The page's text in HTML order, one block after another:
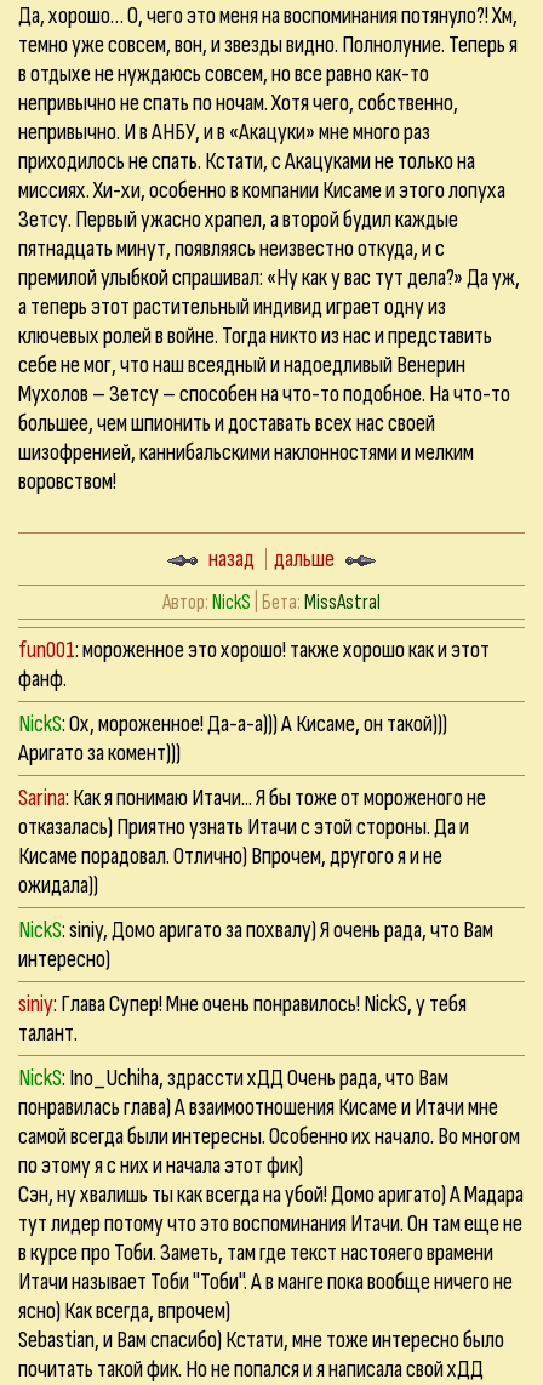
Да, хорошо… О, чего это меня на воспоминания потянуло?! Хм,
темно уже совсем, вон, и звезды видно. Полнолуние. Теперь я
в отдыхе не нуждаюсь совсем, но все равно как-то
непривычно не спать по ночам. Хотя чего, собственно,
непривычно. И в АНБУ, и в «Акацуки» мне много раз
приходилось не спать. Кстати, с Акацуками не только на
миссиях. Хи-хи, особенно в компании Кисаме и этого лопуха
Зетсу. Первый ужасно храпел, а второй будил каждые
пятнадцать минут, появляясь неизвестно откуда, и с
премилой улыбкой спрашивал: «Ну как у вас тут дела?» Да уж,
а теперь этот растительный индивид играет одну из
ключевых ролей в войне. Тогда никто из нас и представить
себе не мог, что наш всеядный и надоедливый Венерин
Мухолов – Зетсу – способен на что-то подобное. На что-то
большее, чем шпионить и доставать всех нас своей
шизофренией, каннибальскими наклонностями и мелким
воровством!
назад дальше
Автор:NickS | Бета:MissAstral
fun001: мороженное это хорошо! также хорошо как и этот
фанф.
NickS: Ох, мороженное! Да-а-а))) А Кисаме, он такой)))
Аригато за комент)))
Sarina: Как я понимаю Итачи... Я бы тоже от мороженого не
отказалась) Приятно узнать Итачи с этой стороны. Да и
Кисаме порадовал. Отлично) Впрочем, другого я и не
ожидала))
NickS:siniy, Домо аригато за похвалу) Я очень рада, что Вам
интересно)
siniy: Глава Супер! Мне очень понравилось! NickS, у тебя
талант.
NickS: Ino_Uchiha, здрассти хДД Очень рада, что Вам
понравилась глава) А взаимоотношения Кисаме и Итачи мне
самой всегда были интересны. Особенно их начало. Во многом
по этому я с них и начала этот фик)
Сэн, ну хвалишь ты как всегда на убой! Домо аригато) А Мадара
тут лидер потому что это воспоминания Итачи. Он там еще не
в курсе про Тоби. Заметь, там где текст настояего врамени
Итачи называет Тоби "Тоби". А в манге пока вообще ничего не
ясно) Как всегда, впрочем)
Sebastian, и Вам спасибо) Кстати, мне тоже интересно было
почитать такой фик. Но не попался и я написала свой хДД